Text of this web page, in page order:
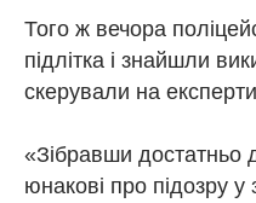
Того ж вечора
підлітка і знайшли
скерували на
«Зібравши достатньо
юнакові про підозру у